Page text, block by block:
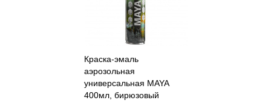
Краска-эмаль
аэрозольная
универсальная MAYA
400мл, бирюзовый